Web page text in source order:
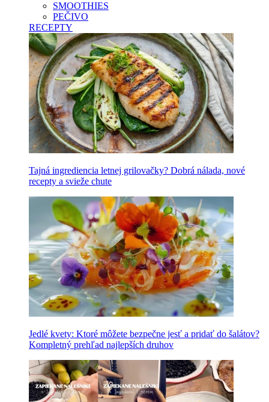
SMOOTHIES
PEČIVO
RECEPTY
Tajná ingrediencia letnej grilovačky? Dobrá nálada, nové
recepty a svieže chute
Jedlé kvety: Ktoré môžete bezpečne jesť a pridať do šalátov?
Kompletný prehľad najlepších druhov